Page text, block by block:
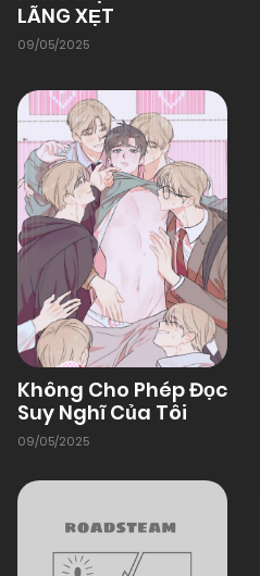
Chapter 8 01/01/1970
Chapter 7 01/01/1970
Chapter 6 01/01/1970
Chapter 5 01/01/1970
Chapter 4
Chapter 3 01/01/1970
LÃNG XẸT
09/05/2025
Không Cho Phép Đọc
Suy Nghĩ Của Tôi
09/05/2025